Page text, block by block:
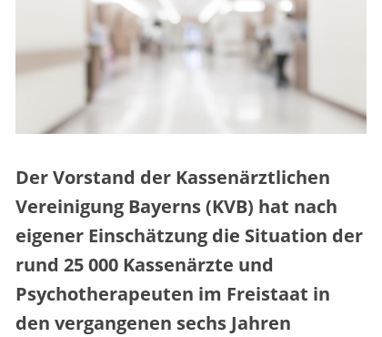
Der Vorstand der Kassenärztlichen
Vereinigung Bayerns (KVB) hat nach
eigener Einschätzung die Situation der
rund 25 000 Kassenärzte und
Psychotherapeuten im Freistaat in
den vergangenen sechs Jahren